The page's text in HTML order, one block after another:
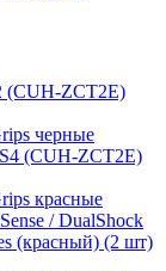
(CUH-ZCT2E)
черные
(CUH-ZCT2E)
красные
/ DualShock
(красный) (2 шт)